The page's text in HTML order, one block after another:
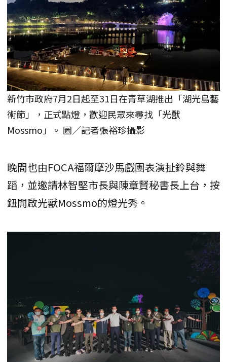
新竹市政府7月2日起至31日在青草湖推出「湖光島藝
術節」，正式點燈，歡迎民眾來尋找「光獸
Mossmo」。 圖／記者張裕珍攝影
晚間也由FOCA福爾摩沙馬戲團表演扯鈴與舞
蹈，並邀請林智堅市長與陳章賢秘書長上台，按
鈕開啟光獸Mossmo的燈光秀。